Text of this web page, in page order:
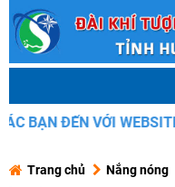
VỚI WEBSITE ĐÀI
Trang chủ Nắng nóng